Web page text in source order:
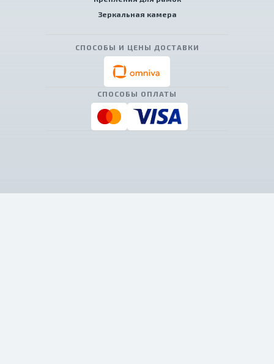
Зеркальная камера
СПОСОБЫ И ЦЕНЫ ДОСТАВКИ
СПОСОБЫ ОПЛАТЫ